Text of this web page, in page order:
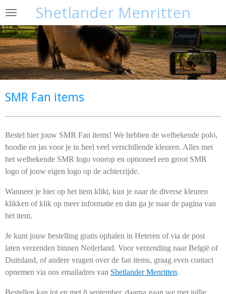
Ga
naar
de
hoofdinhoud
Shetlander Menritten
SMR Fan items
Bestel hier jouw SMR Fan items! We hebben de welbekende polo,
hoodie en jas voor je in heel veel verschillende kleuren. Alles met
het welbekende SMR logo voorop en optioneel een groot SMR
logo of jouw eigen logo op de achterzijde.
Wanneer je hier op het item klikt, kun je naar de diverse kleuren
klikken of klik op meer informatie en dan ga je naar de pagina van
het item.
Je kunt jouw bestelling gratis ophalen in Heteren of via de post
laten verzenden binnen Nederland. Voor verzending naar België of
Duitsland, of andere vragen over de fan items, graag even contact
opnemen via ons emailadres van Shetlander Menritten.
Bestellen kan tot en met 8 september, daarna gaan we met jullie